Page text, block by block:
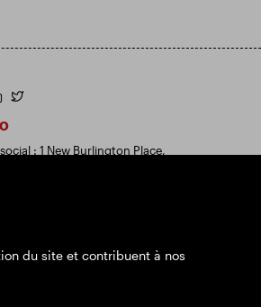
du site et contribuent à nos
www.linkedin.com/
https://www.youtube.com/
https://twitter.com/segroplc
: 1 New Burlington Place,